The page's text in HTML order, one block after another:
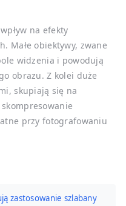
na efekty
Małe obiektywy, zwane
widzenia i powodują
obrazu. Z kolei duże
skupiają się na
przy fotografowaniu
zastosowanie szlabany